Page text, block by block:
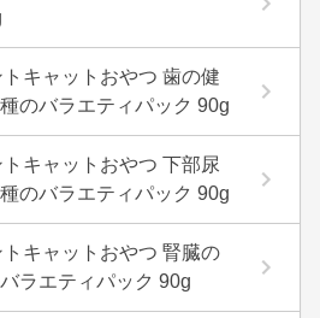
キャットおやつ 歯の健
のバラエティパック 90g
キャットおやつ 下部尿
のバラエティパック 90g
キャットおやつ 腎臓の
ラエティパック 90g